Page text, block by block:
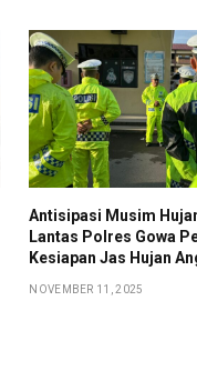
Antisipasi Musim
Lantas Polres Gowa
Kesiapan Jas Hujan
NOVEMBER 11, 2025